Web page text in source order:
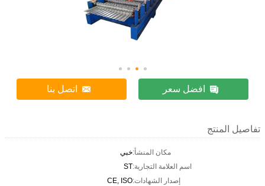
افضل سعر اتصل بنا
تفاصيل المنتج
مكان المنشأ:خبي
اسم العلامة التجارية:ST
إصدار الشهادات:CE, ISO